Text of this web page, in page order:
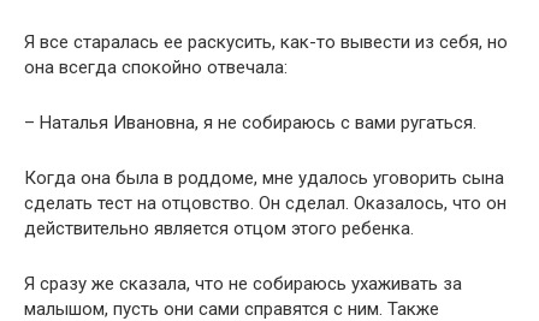
Я все старалась ее раскусить, как-то вывести из себя, но
она всегда спокойно отвечала:
– Наталья Ивановна, я не собираюсь с вами ругаться.
Когда она была в роддоме, мне удалось уговорить сына
сделать тест на отцовство. Он сделал. Оказалось, что он
действительно является отцом этого ребенка.
Я сразу же сказала, что не собираюсь ухаживать за
малышом, пусть они сами справятся с ним. Также